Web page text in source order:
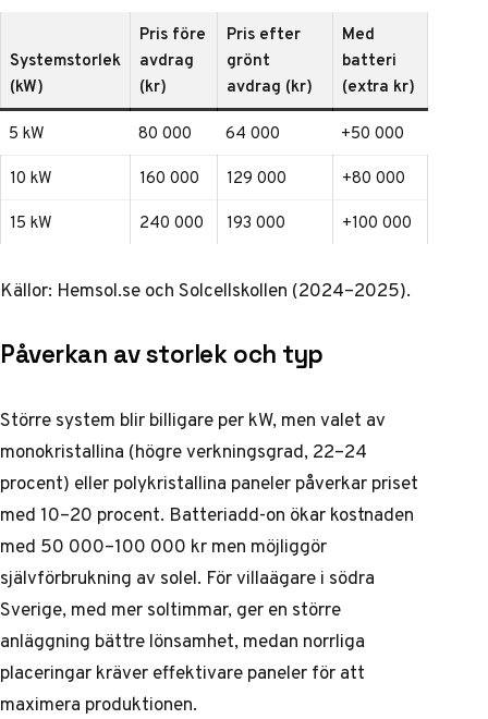
Systemstorlek
(kW)
Pris före
avdrag
(kr)
Pris efter
grönt
avdrag (kr)
Med
batteri
(extra kr)
5 kW
80 000 64 000
+50 000
10 kW
160 000 129 000
+80 000
15 kW
240 000 193 000 +100 000
Källor: Hemsol.se och Solcellskollen (2024–2025).
Påverkan av storlek och typ
Större system blir billigare per kW, men valet av
monokristallina (högre verkningsgrad, 22–24
procent) eller polykristallina paneler påverkar priset
med 10–20 procent. Batteriadd-on ökar kostnaden
med 50 000–100 000 kr men möjliggör
självförbrukning av solel. För villaägare i södra
Sverige, med mer soltimmar, ger en större
anläggning bättre lönsamhet, medan norrliga
placeringar kräver effektivare paneler för att
maximera produktionen.